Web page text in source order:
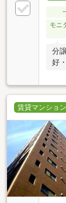
モニ
分
好
賃貸マンション